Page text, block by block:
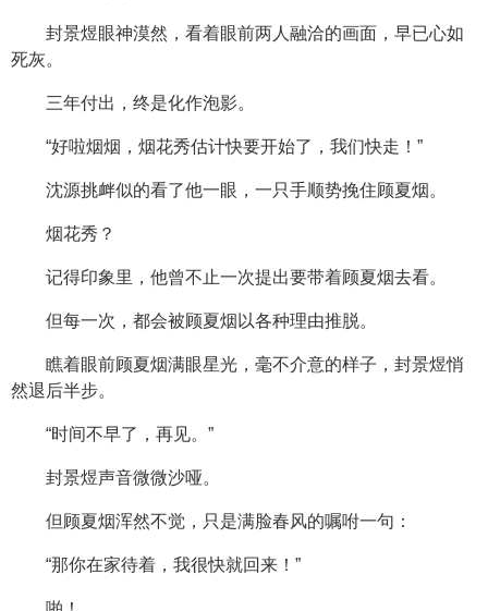
封景煜眼神漠然，看着眼前两人融洽的画面，早已心如
死灰。
三年付出，终是化作泡影。
“好啦烟烟，烟花秀估计快要开始了，我们快走！”
沈源挑衅似的看了他一眼，一只手顺势挽住顾夏烟。
烟花秀？
记得印象里，他曾不止一次提出要带着顾夏烟去看。
但每一次，都会被顾夏烟以各种理由推脱。
瞧着眼前顾夏烟满眼星光，毫不介意的样子，封景煜悄
然退后半步。
“时间不早了，再见。”
封景煜声音微微沙哑。
但顾夏烟浑然不觉，只是满脸春风的嘱咐一句：
“那你在家待着，我很快就回来！”